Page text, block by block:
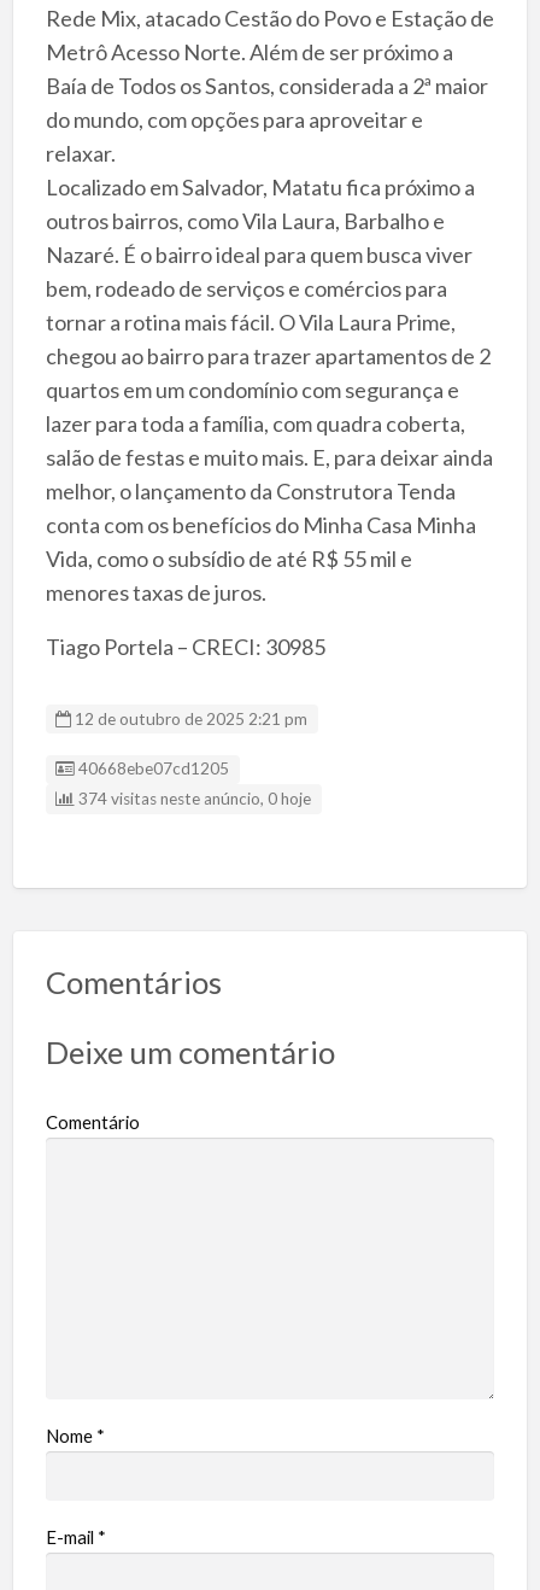
Rede Mix, atacado Cestão do Povo e Estação de
Metrô Acesso Norte. Além de ser próximo a
Baía de Todos os Santos, considerada a 2ª maior
do mundo, com opções para aproveitar e
relaxar.
Localizado em Salvador, Matatu fica próximo a
outros bairros, como Vila Laura, Barbalho e
Nazaré. É o bairro ideal para quem busca viver
bem, rodeado de serviços e comércios para
tornar a rotina mais fácil. O Vila Laura Prime,
chegou ao bairro para trazer apartamentos de 2
quartos em um condomínio com segurança e
lazer para toda a família, com quadra coberta,
salão de festas e muito mais. E, para deixar ainda
melhor, o lançamento da Construtora Tenda
conta com os benefícios do Minha Casa Minha
Vida, como o subsídio de até R$ 55 mil e
menores taxas de juros.
Tiago Portela – CRECI: 30985
12 de outubro de 2025 2:21 pm
Listing ID
40668ebe07cd1205
374 visitas neste anúncio, 0 hoje
Comentários
Deixe um comentário
Comentário
Nome *
E-mail *